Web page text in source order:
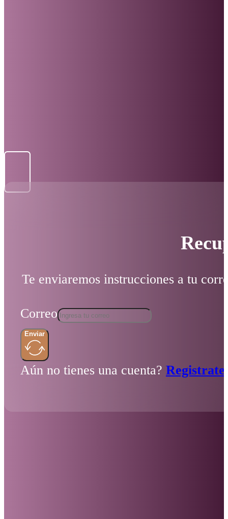
Te enviaremos instrucciones a tu
Correo
Enviar
Aún no tienes una cuenta?